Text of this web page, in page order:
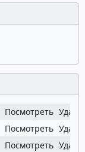
Посмотреть
Посмотреть
Посмотреть